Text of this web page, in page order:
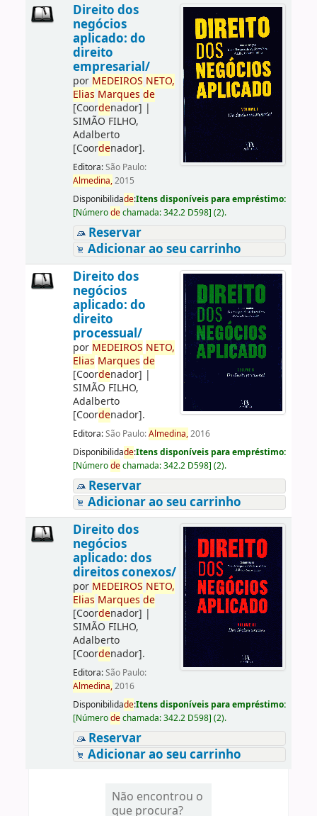
Direito dos
negócios
aplicado: do
direito
empresarial/
por MEDEIROS NETO,
Elias Marques de
[Coordenador] |
SIMÃO FILHO,
Adalberto
[Coordenador].
Editora:São Paulo:
Almedina,2015
Disponibilidade:Itens disponíveis para empréstimo:
[Númerodechamada:342.2 D598] (2).
Reservar
Adicionar ao seu carrinho
Direito dos
negócios
aplicado: do
direito
processual/
por MEDEIROS NETO,
Elias Marques de
[Coordenador] |
SIMÃO FILHO,
Adalberto
[Coordenador].
Editora:São Paulo:Almedina,2016
Disponibilidade:Itens disponíveis para empréstimo:
[Númerodechamada:342.2 D598] (2).
Reservar
Adicionar ao seu carrinho
Direito dos
negócios
aplicado: dos
direitos conexos/
por MEDEIROS NETO,
Elias Marques de
[Coordenador] |
SIMÃO FILHO,
Adalberto
[Coordenador].
Editora:São Paulo:
Almedina,2016
Disponibilidade:Itens disponíveis para empréstimo:
[Númerodechamada:342.2 D598] (2).
Reservar
Adicionar ao seu carrinho
Não encontrou o
que procura?